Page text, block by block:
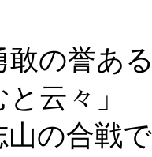
敢の誉あ
云々」
山の合戦